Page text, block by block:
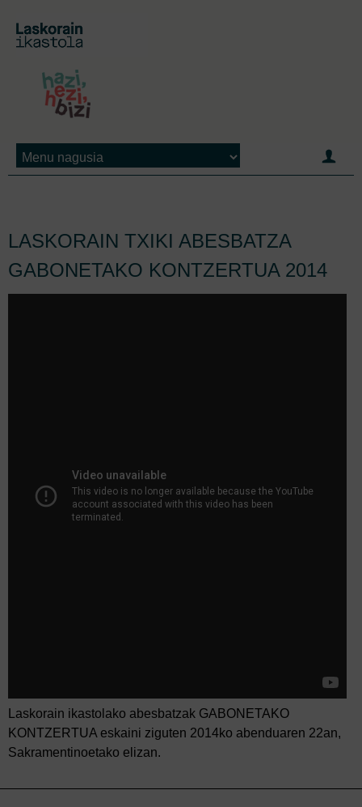
LASKORAIN TXIKI ABESBATZA
GABONETAKO KONTZERTUA 2014
Laskorain ikastolako abesbatzak GABONETAKO
KONTZERTUA eskaini ziguten 2014ko abenduaren 22an,
Sakramentinoetako elizan.